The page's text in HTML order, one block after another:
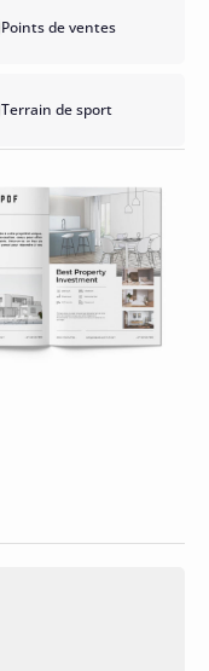
Points de ventes
Terrain de sport